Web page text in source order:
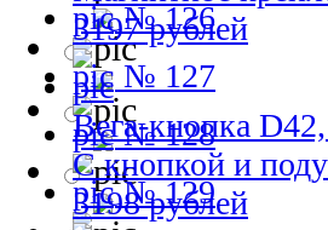
№ 126
№ 127
№ 128
№ 129
3197 рублей
Вега-кнопка
С кнопкой и
3198 рублей